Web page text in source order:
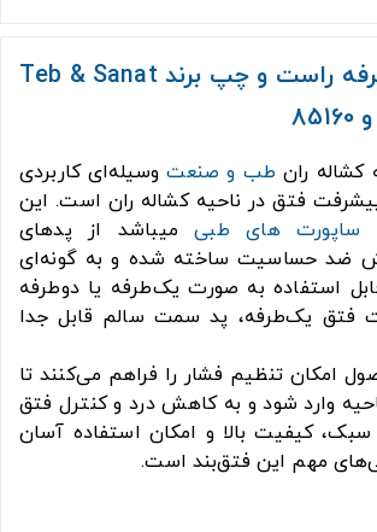
فتق بند یک طرفه راست و چپ برند Teb & Sanat
ران طب و صنعتوسیله‌ای کاربردی
فتق در ناحیه کشاله ران است. این
ساپورت های طبیمیباشد از پدهای
ضد حساسیت ساخته شده و به گونه‌ای
استفاده به صورت یک‌طرفه یا دوطرفه
فتق یک‌طرفه، پد سمت سالم قابل جدا
امکان تنظیم فشار را فراهم می‌کنند تا
وارد شود و به کاهش درد و کنترل فتق
کیفیت بالا و امکان استفاده آسان
مهم این فتق‌بند است.